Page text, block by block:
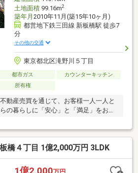
土地面積99.16m2
築年月 2010年11月(築15年10ヶ月)
都営地下鉄三田線 新板橋駅 徒歩7
分
その他の交通
東京都北区滝野川５丁目
都市ガス
カウンターキッチン
所有権
動産売買を通じて、お客様一人一人と
の暮らしに「安心」と「満足」をお届
橋４丁目 1億2,000万円 3LDK
1億2,000